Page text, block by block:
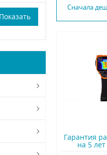
Сначала
Гарантия
на 5